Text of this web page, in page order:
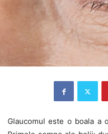
Glaucomul este o boala a